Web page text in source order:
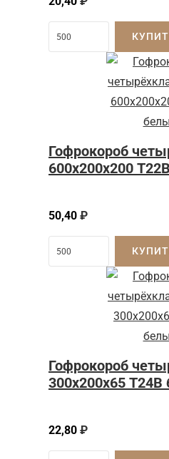
Гофрокороб
600х200х200
50,40 ₽
Гофрокороб
300х200х65
22,80 ₽